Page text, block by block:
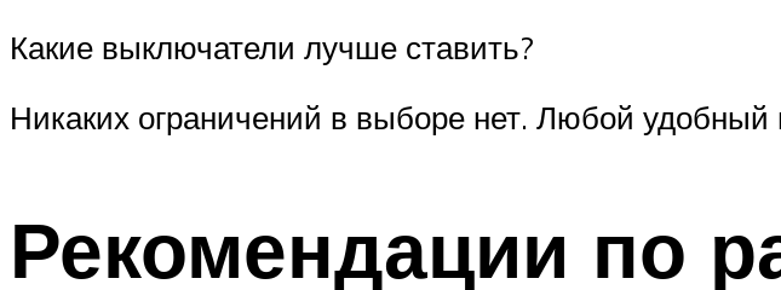
Какие выключатели лучше ставить?
Никаких ограничений в выборе нет. Любой
Рекомендации по